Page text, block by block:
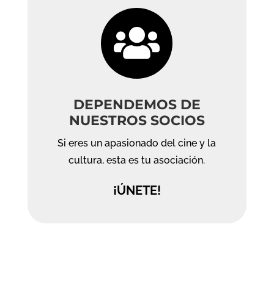

DEPENDEMOS DE
NUESTROS SOCIOS
Si eres un apasionado del cine y la
cultura, esta es tu asociación.
¡ÚNETE!